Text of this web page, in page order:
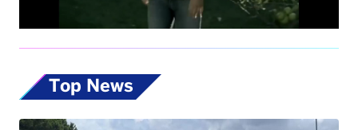
Top News